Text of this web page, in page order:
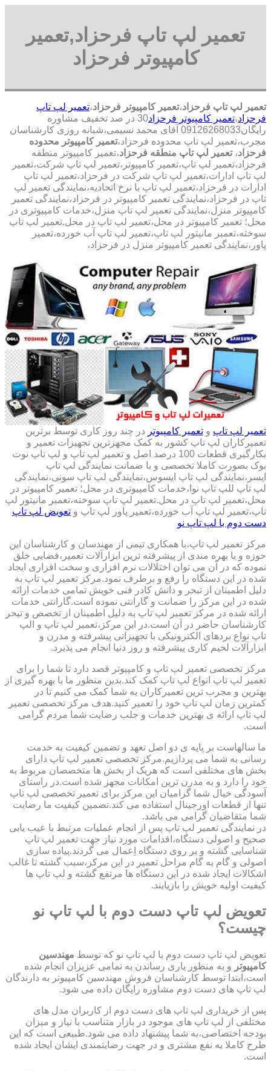
تعمیر لپ تاپ فرحزاد,تعمیر
کامپیوتر فرحزاد
تعمیر لپ تاپ فرحزاد،تعمیر کامپیوتر فرحزاد،تعمیر لپ تاپ
فرحزاد،تعمیر کامپیوتر فرحزاد
30 در صد تخفیف مشاوره
رایگان09126268033 آقای محمد نسیمی،شبانه روزی کارشناسان
مجرب،تعمیر لپ تاپ محدوده فرحزاد،تعمیر کامپیوتر محدوده
فرحزاد، تعمیر لپ تاپ منطقه فرحزاد،تعمیر کامپیوتر منطقه
فرحزاد،تعمیر لپ تاپ،تعمیر کامپیوتر،تعمیر لپ تاپ شرکت،تعمیر
لپ تاپ ادارات،تعمیر لپ تاپ شرکت در فرحزاد،تعمیر لپ تاپ
ادارات در فرحزاد،تعمیر لپ تاپ با نرخ اتحادیه،نمایندگی تعمیر لپ
تاپ در فرحزاد،نمایندگی تعمیر کامپیوتر در فرحزاد،نمایندگی تعمیر
کامپیوتر منزل،نمایندگی تعمیر لپ تاپ منزل،خدمات کامپیوتری در
محل؛ تعمیر کامپیوتر در محل،تعمیر لپ تاپ در محل.تعمیر لپ تاپ
سوخته،تعمبر مانیتور لپ تاپ،تعمیر لپ تاپ آب خورده،تعمیر
پاور،نمایندگی تعمیر کامپیوتر منزل در فرحزاد،
تعمیر لپ تاپ و تعمیر کامپیوتر در چند روز کاری توسط برترین
تعمیرکاران لپ تاپ کشور به کمک مجهزترین تجهیزات تعمیر و
بکارگیری قطعات 100 درصد اصل و تعمیر لپ تاپ و لپ تاپ نوت
بوک بصورت کاملا تخصصی و با ضمانت نمایندگی لپ تاپ
ایسر،نمایندگی لپ تاپ ایسوس،نمایندگی لپ تاپ سونی،نمایندگی
لپ تاپ للپ تاپ نوا،خدمات کامپیوتری در محل؛ تعمیر کامپیوتر در
محل،تعمیر لپ تاپ در محل.تعمیر لپ تاپ سوخته،تعمبر مانیتور لپ
تاپ،تعمیر لپ تاپ آب خورده،تعمیر پاور لپ تاپ و تعویض لپ تاپ
دست دوم با لپ تاپ نو
مرکز تعمیر لپ تاپ،با همکاری تیمی از مهندسان و کارشناسان این
حوزه و با بهره مندی از پیشرفته ترین ابزارآلات تعمیر،فضایی خلق
نموده که در آن می توان اختلالات نرم افزاری و سخت افزاری ایجاد
شده در این دستگاه را رفع و برطرف نمود.مرکز تعمیر لپ تاپ به
دلیل اطمینان از تبحر و دانش کادر فنی خویش تمامی خدمات ارائه
شده در این مرکز را ضمانت و گارانتی نموده است.گارانتی خدمات
ارائه شده در مرکز تعمیر لپ تاپ به دلیل اطمینان از تخصص و تبحر
کارشناسان حاضر در آن است.در این مرکز،تعمیر لپ تاپ و الپ
تاپ نواع بردهای الکترونیکی با تجهیزاتی پیشرفته و مدرن و
ابزارآلات لحیم کاری پیشرفته و روز دنیا انجام می پذیرد.
مرکز تخصصی تعمیر لپ تاپ و کامپیوتر قصد دارد تا شما را برای
تعمیر لپ تاپ انواع لپ تاپ کمک کند.بدین منظور ما با بهره گیری از
بهترین و مجرب ترین تعمیرکاران به شما کمک می کنیم تا در
کمترین زمان لپ تاپ خود را تعمیر کنید.هدف مرکز تخصصی تعمیر
لپ تاپ ارائه ی بهترین خدمات و جلب رضایت شما مردم گرامی
است.
ما سالهاست بر پایه ی دو اصل تعهد و تضمین کیفیت به خدمت
رسانی به شما می پردازیم.مرکز تخصصی تعمیر لپ تاپ دارای
بخش های مختلفی است که هریک از بخش ها متخصصان مربوط به
خود را دارد و به مدرن ترین امکانات مجهز شده است.در راستای
آسودگی خیال شما گرامیان این مرکز برای تعمیر تخصصی لپ تاپ
تنها از قطعات اورجینال استفاده می کند.تضمین کیفیت ما رضایت
شما متقاضیان گرامی می باشد.
در نمایندگی تعمیر لپ تاپ پس از انجام عملیات مرتبط با عیب یابی
صحیح و اصولی دستگاه،اقدامات مورد نیاز جهت تعمیر لپ تاپ
شناسایی گشته و بر روی دستگاه اِعمال می گردند.پیاده سازی
اصولی و گام به گام مراحل تعمیر در این مرکز،سبب گشته تا غالب
اشکالات ایجاد شده در این دستگاه ها مرتفع گشته و لپ تاپ ها
کیفیت اولیه خویش را بازیابند.
تعویض لپ تاپ دست دوم با لپ تاپ نو
چیست؟
تعویض لپ تاپ دست دوم با لپ تاپ نو که توسط مهندسین
کامپیوتر و به منظور یاری رساندن به تمامی عزیزان انجام شده
است،ابتدا توسط کارشناسان فروش مهندسین کامپیوتر به دارندگان
لپ تاپ های دست دوم مشاوره رایگان داده می شود.
پس از خریداری لپ تاپ های دست دوم از کاربران مدل های
مختلفی از لپ تاپ های موجود در بازار متناسب با نیاز و میزان
بودجه اختصاصی،به شما پیشنهاد داده می شود.طبیعی است که این
طرح کاملا به نفع مشتری و در جهت رضایتمندی ایشان ایجاد شده
است.